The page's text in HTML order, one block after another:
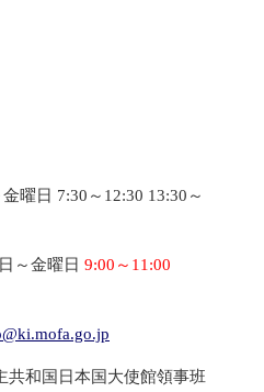
曜日 7:30～12:30 13:30～
～金曜日 9:00～11:00
共和国日本国大使館領事班